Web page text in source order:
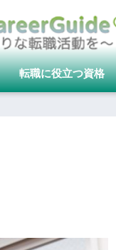
転職に役立つ資格